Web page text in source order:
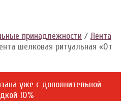
принадлежности / Лента
шелковая ритуальная «От
уже c дополнительной
10%